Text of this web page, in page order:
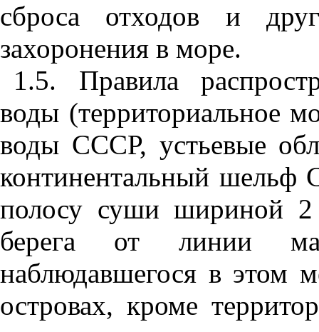
сброса отходов и
захоронения в море.
1.5. Правила
воды (территориальное
воды СССР, устьевые
континентальный шельф
полосу суши шириной 2
берега от линии
наблюдавшегося в этом
островах, кроме